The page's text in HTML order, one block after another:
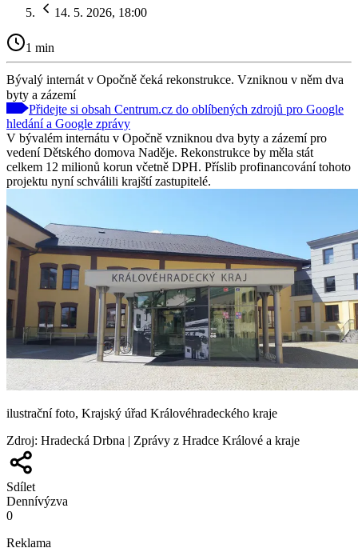
14. 5. 2026, 18:00
1 min
Bývalý internát v Opočně čeká rekonstrukce. Vzniknou v něm dva
byty a zázemí
Přidejte si obsah Centrum.cz do oblíbených zdrojů pro Google
hledání a Google zprávy
V bývalém internátu v Opočně vzniknou dva byty a zázemí pro
vedení Dětského domova Naděje. Rekonstrukce by měla stát
celkem 12 milionů korun včetně DPH. Příslib profinancování tohoto
projektu nyní schválili krajští zastupitelé.
ilustrační foto, Krajský úřad Královéhradeckého kraje
Zdroj: Hradecká Drbna | Zprávy z Hradce Králové a kraje
Sdílet
Dennívýzva
0
Reklama